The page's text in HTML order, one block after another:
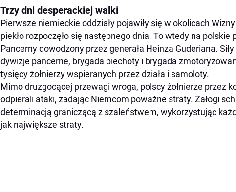
Trzy dni desperackiej walki
Pierwsze niemieckie oddziały pojawiły się w okolicach
piekło rozpoczęło się następnego dnia. To wtedy na polskie
Pancerny dowodzony przez generała Heinza Guderiana.
dywizje pancerne, brygada piechoty i brygada
tysięcy żołnierzy wspieranych przez działa i samoloty.
Mimo druzgocącej przewagi wroga, polscy żołnierze przez
odpierali ataki, zadając Niemcom poważne straty. Załogi
determinacją graniczącą z szaleństwem, wykorzystując
jak największe straty.